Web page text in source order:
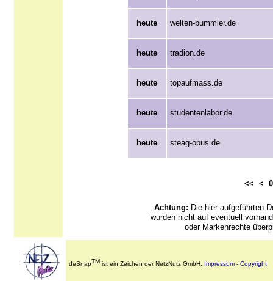
heute welten-bummler.de
heute tradion.de
heute topaufmass.de
heute studentenlabor.de
heute steag-opus.de
<< <
Achtung: Die hier aufgeführten
wurden nicht auf eventuell
oder Markenrechte
deSnapTM ist ein Zeichen der NetzNutz GmbH. Impressum - Copyright